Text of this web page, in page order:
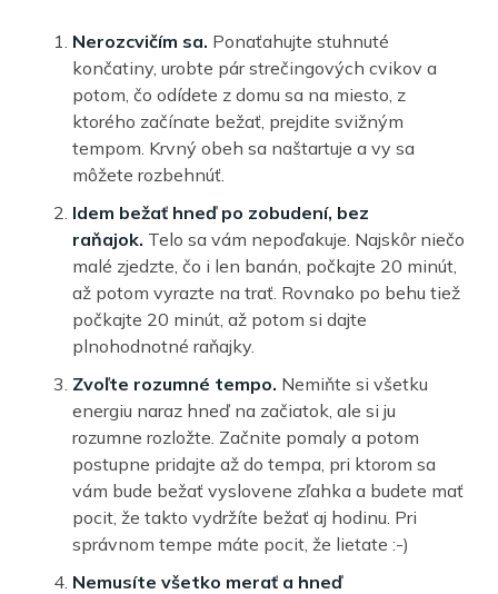
Nerozcvičím sa. Ponaťahujte stuhnuté
končatiny, urobte pár strečingových cvikov a
potom, čo odídete z domu sa na miesto, z
ktorého začínate bežať, prejdite svižným
tempom. Krvný obeh sa naštartuje a vy sa
môžete rozbehnúť.
Idem bežať hneď po zobudení, bez
raňajok. Telo sa vám nepoďakuje. Najskôr niečo
malé zjedzte, čo i len banán, počkajte 20 minút,
až potom vyrazte na trať. Rovnako po behu tiež
počkajte 20 minút, až potom si dajte
plnohodnotné raňajky.
Zvoľte rozumné tempo. Nemiňte si všetku
energiu naraz hneď na začiatok, ale si ju
rozumne rozložte. Začnite pomaly a potom
postupne pridajte až do tempa, pri ktorom sa
vám bude bežať vyslovene zľahka a budete mať
pocit, že takto vydržíte bežať aj hodinu. Pri
správnom tempe máte pocit, že lietate :-)
Nemusíte všetko merať a hneď